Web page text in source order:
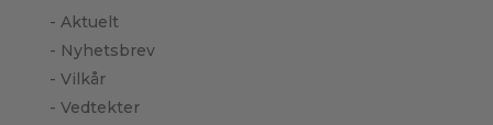
- Aktuelt
- Nyhetsbrev
- Vilkår
- Vedtekter